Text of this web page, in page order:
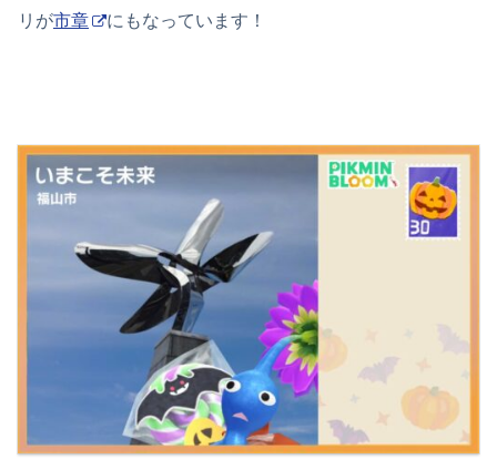
リが市章 にもなっています！